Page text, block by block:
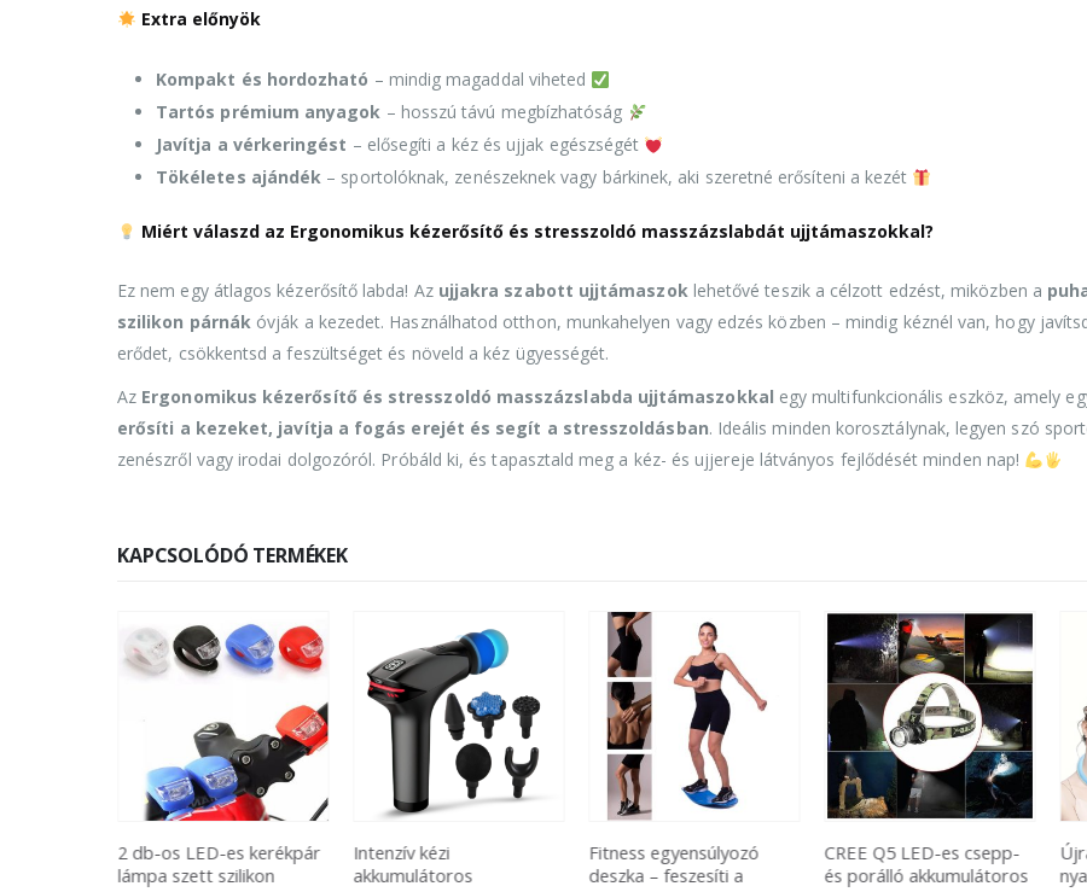
Extra előnyök
Kompakt és hordozható – mindig magaddal viheted
Tartós prémium anyagok – hosszú távú megbízhatóság
Javítja a vérkeringést – elősegíti a kéz és ujjak egészségét
Tökéletes ajándék – sportolóknak, zenészeknek vagy bárkinek, aki szeretné erősíteni a kezét
Miért válaszd az Ergonomikus kézerősítő és stresszoldó masszázslabdát ujjtámaszokkal?
Ez nem egy átlagos kézerősítő labda! Az ujjakra szabott ujjtámaszoklehetővé teszik a célzott edzést, miközben a
szilikon párnák óvják a kezedet. Használhatod otthon, munkahelyen vagy edzés közben – mindig kéznél van, hogy
erődet, csökkentsd a feszültséget és növeld a kéz ügyességét.
Az Ergonomikus kézerősítő és stresszoldó masszázslabda ujjtámaszokkal egy multifunkcionális eszköz, amely
erősíti a kezeket, javítja a fogás erejét és segít a stresszoldásban. Ideális minden korosztálynak, legyen szó
zenészről vagy irodai dolgozóról. Próbáld ki, és tapasztald meg a kéz- és ujjereje látványos fejlődését minden nap!
KAPCSOLÓDÓ TERMÉKEK
2 db-os LED-es kerékpár
lámpa szett szilikon
Intenzív kézi
akkumulátoros
Fitness egyensúlyozó
deszka – feszesíti a
CREE Q5 LED-es csepp-
és porálló akkumulátoros